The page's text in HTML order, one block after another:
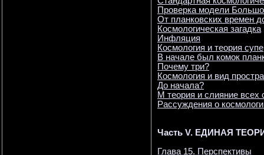
Проверка модели
От планковских времен
Космологическая загадка
Инфляция
Космология и теория
В начале был комок
Почему три?
Космология и вид
До начала?
М теория и слияние всех
Рассуждения о
Часть V. ЕДИНАЯ
Глава 15. Перспективы